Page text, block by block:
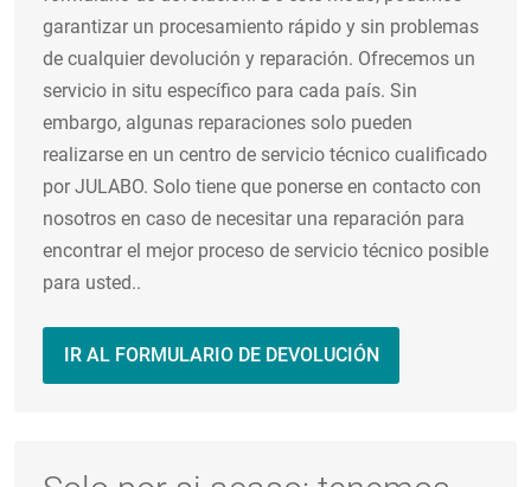
garantizar un procesamiento rápido y sin problemas
de cualquier devolución y reparación. Ofrecemos un
servicio in situ específico para cada país. Sin
embargo, algunas reparaciones solo pueden
realizarse en un centro de servicio técnico cualificado
por JULABO. Solo tiene que ponerse en contacto con
nosotros en caso de necesitar una reparación para
encontrar el mejor proceso de servicio técnico posible
para usted..
IR AL FORMULARIO DE DEVOLUCIÓN